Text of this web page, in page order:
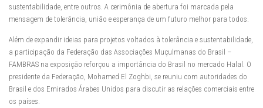
sustentabilidade, entre outros. A cerimônia de abertura foi marcada pela
mensagem de tolerância, união e esperança de um futuro melhor para todos.
Além de expandir ideias para projetos voltados à tolerância e sustentabilidade,
a participação da Federação das Associações Muçulmanas do Brasil –
FAMBRAS na exposição reforçou a importância do Brasil no mercado Halal. O
presidente da Federação, Mohamed El Zoghbi, se reuniu com autoridades do
Brasil e dos Emirados Árabes Unidos para discutir as relações comerciais entre
os países.